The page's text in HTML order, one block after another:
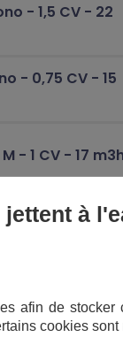
- 1,5 CV - 22
- 0,75 CV - 15
- 1 CV - 17
- 0,5 CV - 12
à
afin de stocker
cookies